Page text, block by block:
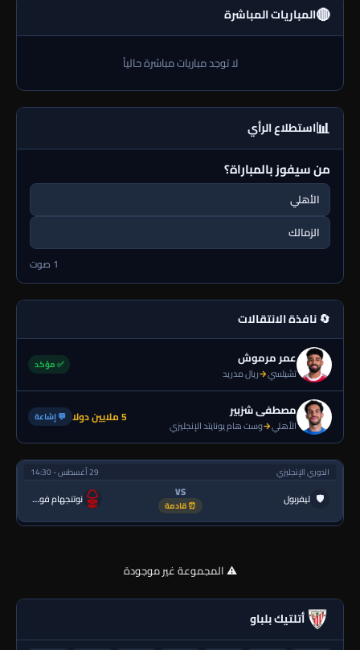
🔴المباريات المباشرة
لا توجد مباريات مباشرة حالياً
📊استطلاع الرأي
من سيفوز بالمباراة؟
الأهلي
الزمالك
1 صوت
🔄 نافذة الانتقالات
عمر مرموش
تشيلسي→ريال مدريد
✅ مؤكد
مصطفى شزبير
الأهلي→وست هام يونايتد الإنجليزي 5 ملايين دولا 💬 إشاعة
الدوري الإنجليزي 29 أغسطس - 14:30
🛡 ليفربول VS
⏰ قادمة نوتنجهام فورست
⚠️ المجموعة غير موجودة
أتلتيك بلباو